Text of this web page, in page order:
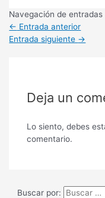
Navegación de entradas
← Entrada anterior
Entrada siguiente →
Deja un
Lo siento, debes
comentario.
Buscar por: